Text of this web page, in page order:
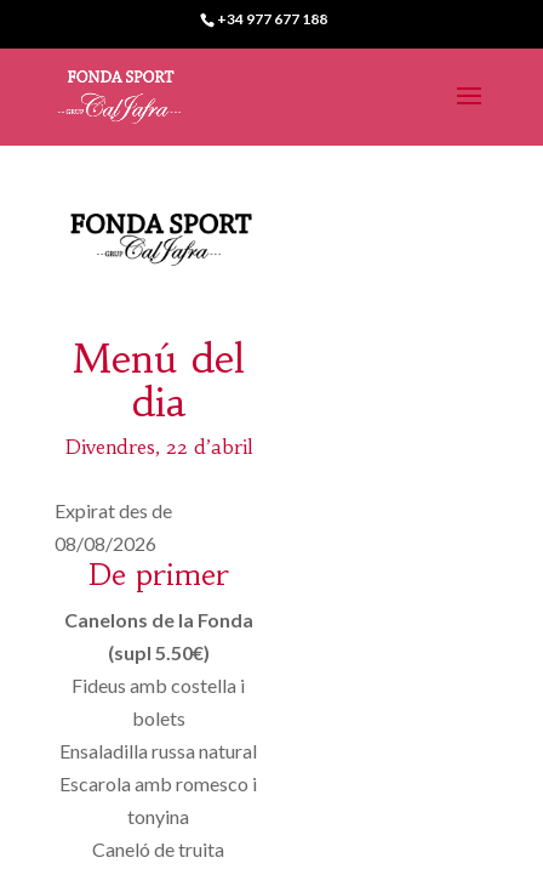
+34 977 677 188
Menú del
dia
Divendres, 22 d’abril
Expirat des de
08/08/2026
De primer
Canelons de la Fonda
(supl 5.50€)
Fideus amb costella i
bolets
Ensaladilla russa natural
Escarola amb romesco i
tonyina
Caneló de truita